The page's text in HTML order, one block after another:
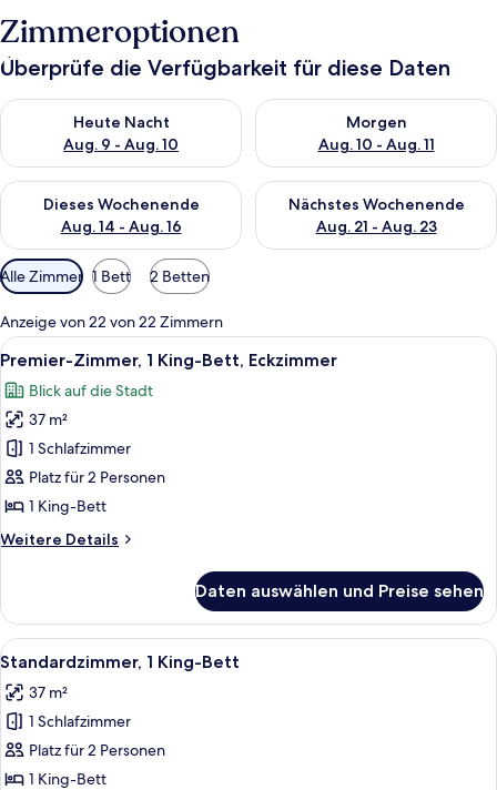
Zimmeroptionen
Überprüfe die Verfügbarkeit für diese Daten
Heute Nacht
Aug. 9 - Aug. 10
Überprüfe die Verfügbarkeit für heute Nacht, Aug. 9 - Aug.
Morgen
Aug. 10 - Aug. 11
Überprüfe die Verfügbarkeit
Dieses Wochenende
Aug. 14 - Aug. 16
Überprüfe die Verfügbarkeit für dieses Wochenende, Aug. 14
Nächstes Wochenende
Aug. 21 - Aug. 23
Überprüfe die Verfügbarkeit
Verfügbare
Filter
für
Zimmer
Alle Zimmer 1 Bett 2 Betten
Anzeige von 22 von 22 Zimmern
Alle
Fotos
für
Premier-
Zimmer,
1 King-
Bett,
anzeigen
Ein Hotelzimmer mit einem großen
9
Premier-Zimmer, 1 King-Bett, Eckzimmer
Blick auf die Stadt
37 m²
1 Schlafzimmer
Platz für 2 Personen
1 King-Bett
Weitere Details
Weitere
Zimmer,
1 King-
Bett,
Daten auswählen und Preise sehen
Alle
Fotos
für
Standardzimmer,
1 King-
Bett
Ein modernes Hotelzimmer mit Bett,
8
Standardzimmer, 1 King-Bett
37 m²
1 Schlafzimmer
Platz für 2 Personen
1 King-Bett